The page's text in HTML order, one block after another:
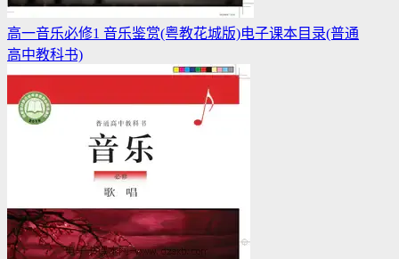
高一音乐必修1 音乐鉴赏(粤教花城版)电子课本目录(普通
高中教科书)